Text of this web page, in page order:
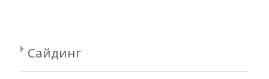
Сайдинг